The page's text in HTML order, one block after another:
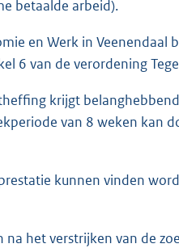
betaalde arbeid).
en Werk in
6 van de verordening
krijgt
van 8 weken kan
kunnen vinden
het verstrijken van de